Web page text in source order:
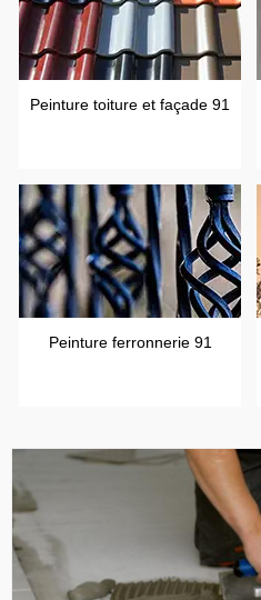
Peinture toiture et façade 91
Peinture ferronnerie 91